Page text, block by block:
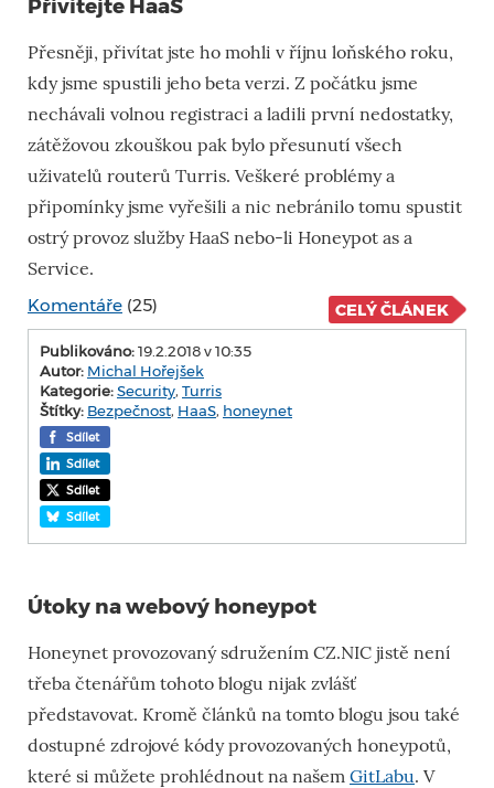
Přivítejte HaaS
Přesněji, přivítat jste ho mohli v říjnu loňského roku,
kdy jsme spustili jeho beta verzi. Z počátku jsme
nechávali volnou registraci a ladili první nedostatky,
zátěžovou zkouškou pak bylo přesunutí všech
uživatelů routerů Turris. Veškeré problémy a
připomínky jsme vyřešili a nic nebránilo tomu spustit
ostrý provoz služby HaaS nebo-li Honeypot as a
Service.
Komentáře (25) CELÝ ČLÁNEK
Publikováno:19.2.2018 v 10:35
Autor: Michal Hořejšek
Kategorie:Security, Turris
Štítky: Bezpečnost, HaaS, honeynet
Sdílet
Sdílet
Sdílet
Sdílet
Útoky na webový honeypot
Honeynet provozovaný sdružením CZ.NIC jistě není
třeba čtenářům tohoto blogu nijak zvlášť
představovat. Kromě článků na tomto blogu jsou také
dostupné zdrojové kódy provozovaných honeypotů,
které si můžete prohlédnout na našem GitLabu. V